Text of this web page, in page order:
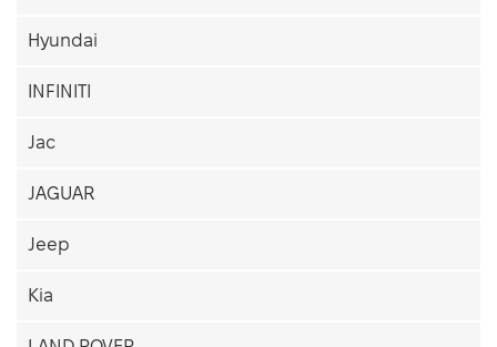
Hyundai
INFINITI
Jac
JAGUAR
Jeep
Kia